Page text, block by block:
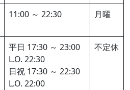
11:00 ～ 22:30 月曜
平日 17:30 ～ 23:00
L.O. 22:30
日祝 17:30 ～ 22:30
L.O. 22:00
不定休